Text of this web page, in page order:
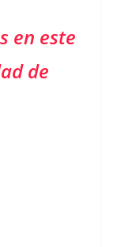
en este
de